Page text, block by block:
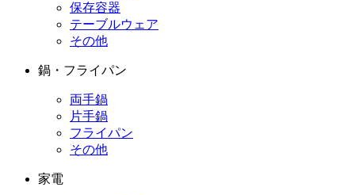
保存容器
テーブルウェア
その他
鍋・フライパン
両手鍋
片手鍋
フライパン
その他
家電